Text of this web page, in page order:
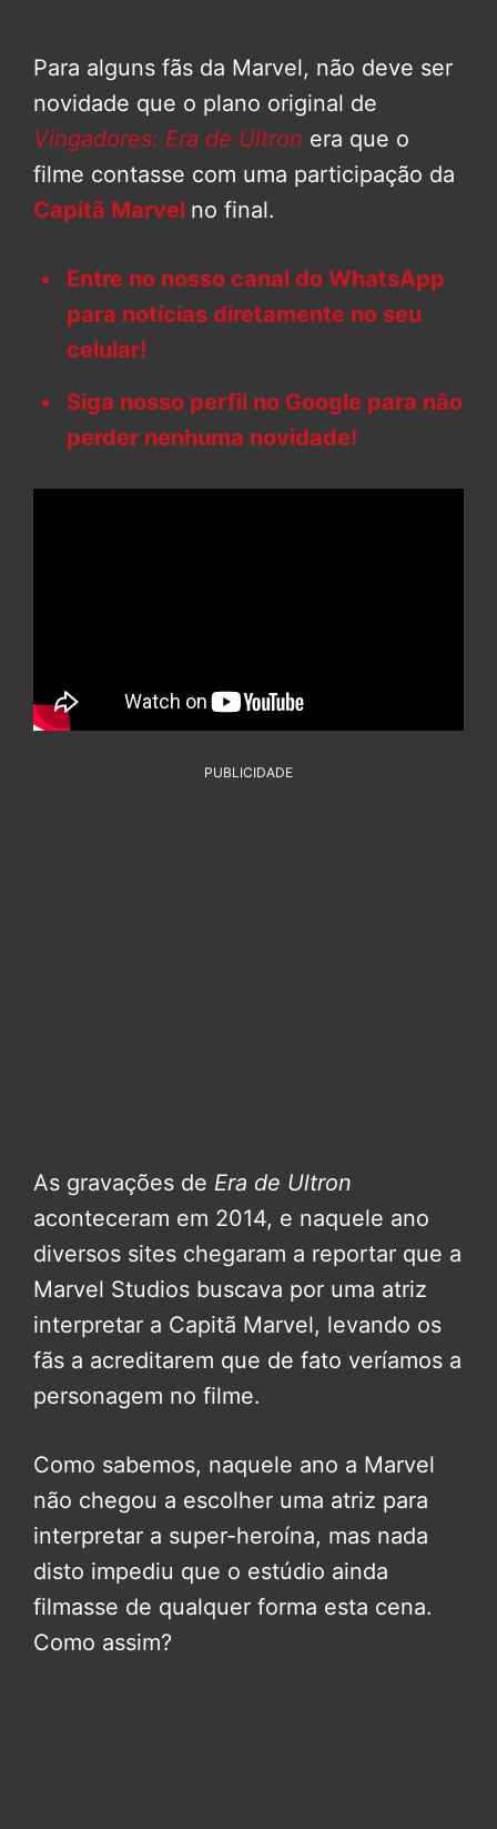
Para alguns fãs da Marvel, não deve ser
novidade que o plano original de
Vingadores: Era de Ultron era que o
filme contasse com uma participação da
Capitã Marvel no final.
Entre no nosso canal do WhatsApp
para notícias diretamente no seu
celular!
Siga nosso perfil no Google para não
perder nenhuma novidade!
PUBLICIDADE
As gravações de Era de Ultron
aconteceram em 2014, e naquele ano
diversos sites chegaram a reportar que a
Marvel Studios buscava por uma atriz
interpretar a Capitã Marvel, levando os
fãs a acreditarem que de fato veríamos a
personagem no filme.
Como sabemos, naquele ano a Marvel
não chegou a escolher uma atriz para
interpretar a super-heroína, mas nada
disto impediu que o estúdio ainda
filmasse de qualquer forma esta cena.
Como assim?